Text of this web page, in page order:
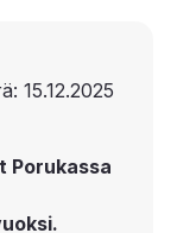
15.12.2025
Porukassa